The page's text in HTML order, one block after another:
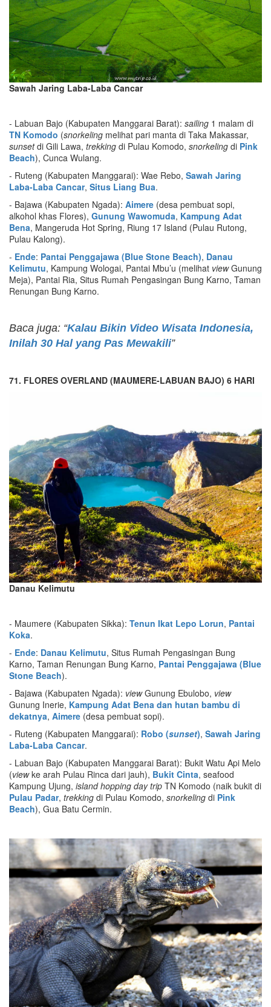
Sawah Jaring Laba-Laba Cancar
- Labuan Bajo (Kabupaten Manggarai Barat): sailing 1 malam di
TN Komodo (snorkeling melihat pari manta di Taka Makassar,
sunsetdi Gili Lawa, trekking di Pulau Komodo, snorkeling di Pink
Beach), Cunca Wulang.
- Ruteng (Kabupaten Manggarai): Wae Rebo, Sawah Jaring
Laba-Laba Cancar, Situs Liang Bua.
- Bajawa (Kabupaten Ngada): Aimere (desa pembuat sopi,
alkohol khas Flores), Gunung Wawomuda, Kampung Adat
Bena, Mangeruda Hot Spring, Riung 17 Island (Pulau Rutong,
Pulau Kalong).
- Ende: Pantai Penggajawa (Blue Stone Beach), Danau
Kelimutu, Kampung Wologai, Pantai Mbu’u (melihat viewGunung
Meja), Pantai Ria, Situs Rumah Pengasingan Bung Karno, Taman
Renungan Bung Karno.
Baca juga: “Kalau Bikin Video Wisata Indonesia,
Inilah 30 Hal yang Pas Mewakili”
71. FLORES OVERLAND (MAUMERE-LABUAN BAJO) 6 HARI
Danau Kelimutu
- Maumere (Kabupaten Sikka): Tenun Ikat Lepo Lorun, Pantai
Koka.
- Ende: Danau Kelimutu, Situs Rumah Pengasingan Bung
Karno, Taman Renungan Bung Karno, Pantai Penggajawa (Blue
Stone Beach).
- Bajawa (Kabupaten Ngada): viewGunung Ebulobo, view
Gunung Inerie, Kampung Adat Bena dan hutan bambu di
dekatnya, Aimere (desa pembuat sopi).
- Ruteng (Kabupaten Manggarai): Robo (sunset), Sawah Jaring
Laba-Laba Cancar.
- Labuan Bajo (Kabupaten Manggarai Barat): Bukit Watu Api Melo
(viewke arah Pulau Rinca dari jauh), Bukit Cinta, seafood
Kampung Ujung, island hopping day trip TN Komodo (naik bukit di
Pulau Padar, trekking di Pulau Komodo, snorkeling di Pink
Beach), Gua Batu Cermin.